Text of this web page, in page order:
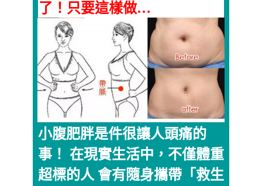
了！只要這樣做…
小腹肥胖是件很讓人頭痛的
事！ 在現實生活中，不僅體重
超標的人 會有隨身攜帶「救生